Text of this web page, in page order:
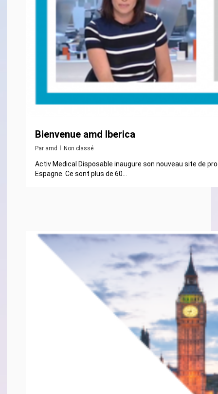
Bienvenue amd Iberica
Par amd Non classé
Activ Medical Disposable inaugure son nouveau site de
Espagne. Ce sont plus de 60...